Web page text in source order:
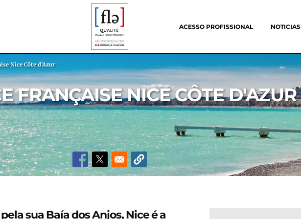
ACESSO PROFISSIONAL NOTICIAS
Nice Côte d'Azur
FRANÇAISE NICE CÔTE D'AZUR
sua Baía dos Anjos, Nice é a